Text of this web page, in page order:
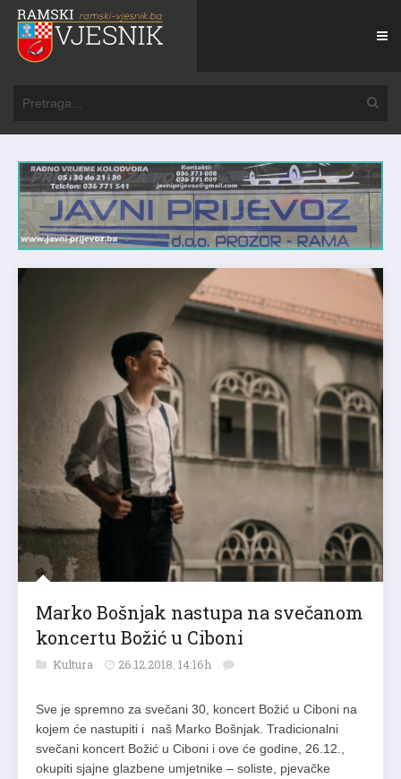
Marko Bošnjak nastupa na svečanom
koncertu Božić u Ciboni
Kultura 26.12.2018. 14:16h
Sve je spremno za svečani 30, koncert Božić u Ciboni na
kojem će nastupiti i naš Marko Bošnjak. Tradicionalni
svečani koncert Božić u Ciboni i ove će godine, 26.12.,
okupiti sjajne glazbene umjetnike – soliste, pjevačke